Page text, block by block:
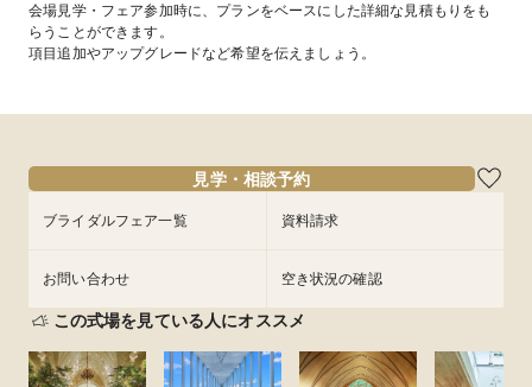
会場見学・フェア参加時に、プランをベースにした詳細な見積もりをも
らうことができます。
項目追加やアップグレードなど希望を伝えましょう。
見学・相談予約
ブライダルフェア一覧 資料請求
お問い合わせ 空き状況の確認
この式場を見ている人にオススメ